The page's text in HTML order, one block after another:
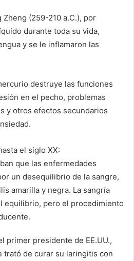
(259-210 a.C.), por
durante toda su vida,
y se le inflamaron las
destruye las funciones
en el pecho, problemas
y otros efectos secundarios
el siglo XX:
que las enfermedades
un desequilibrio de la sangre,
amarilla y negra. La sangría
equilibrio, pero el procedimiento
primer presidente de EE.UU.,
trató de curar su laringitis con